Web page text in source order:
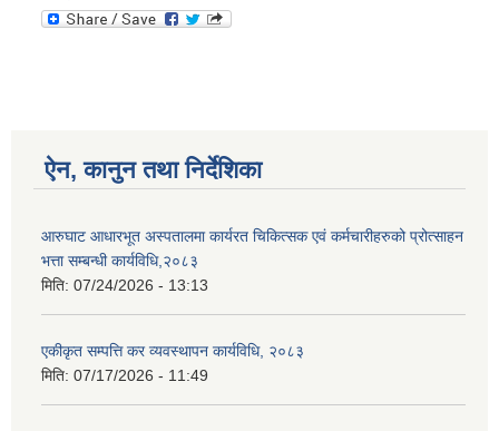
ऐन, कानुन तथा निर्देशिका
आरुघाट आधारभूत अस्पतालमा कार्यरत चिकित्सक एवं कर्मचारीहरुको प्रोत्साहन
भत्ता सम्बन्धी कार्यविधि,२०८३
मिति: 07/24/2026 - 13:13
एकीकृत सम्पत्ति कर व्यवस्थापन कार्यविधि, २०८३
मिति: 07/17/2026 - 11:49